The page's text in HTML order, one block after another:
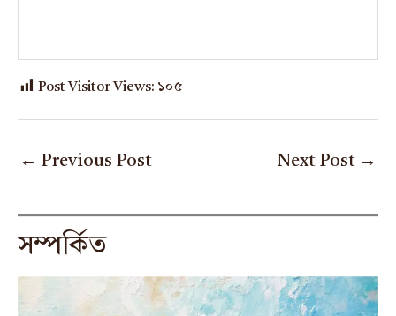
Post Visitor Views: ১০৫
← Previous Post Next Post →
সম্পর্কিত